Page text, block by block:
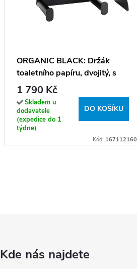
ORGANIC BLACK: Držák
toaletního papíru, dvojitý, s
poličkou - 167112160
1 790 Kč
Skladem u
dodavatele
(expedice do 1
týdne)
DO KOŠÍKU
Kód: 167112160
Kde nás najdete